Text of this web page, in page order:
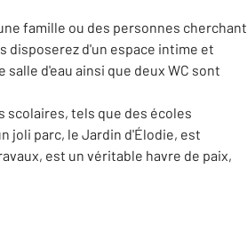
famille ou des personnes cherchant
disposerez d'un espace intime et
d'eau ainsi que deux WC sont
tels que des écoles
joli parc, le Jardin d'Élodie, est
est un véritable havre de paix,